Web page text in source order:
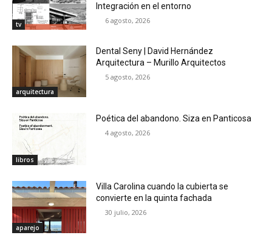
tv
Integración en el entorno
6 agosto, 2026
arquitectura
Dental Seny | David Hernández
Arquitectura – Murillo Arquitectos
5 agosto, 2026
libros
Poética del abandono. Siza en Panticosa
4 agosto, 2026
aparejo
Villa Carolina cuando la cubierta se
convierte en la quinta fachada
30 julio, 2026